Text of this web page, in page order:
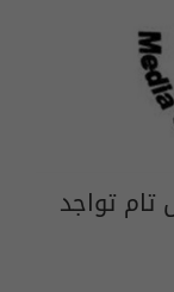
تواجد